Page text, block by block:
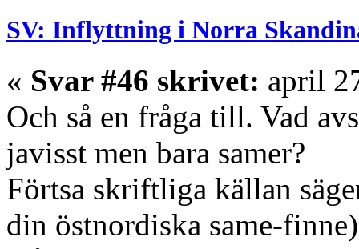
SV: Inflyttning i Norra
« Svar #46 skrivet: april
Och så en fråga till. Vad
javisst men bara samer?
Förtsa skriftliga källan
din östnordiska same-